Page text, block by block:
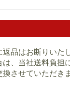
品はお断りいた
、当社送料負担
させていただき